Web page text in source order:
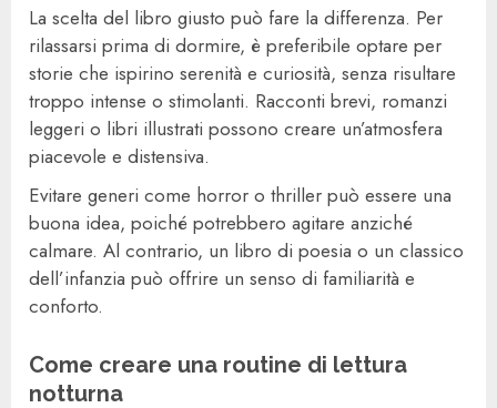
La scelta del libro giusto può fare la differenza. Per
rilassarsi prima di dormire, è preferibile optare per
storie che ispirino serenità e curiosità, senza risultare
troppo intense o stimolanti. Racconti brevi, romanzi
leggeri o libri illustrati possono creare un’atmosfera
piacevole e distensiva.
Evitare generi come horror o thriller può essere una
buona idea, poiché potrebbero agitare anziché
calmare. Al contrario, un libro di poesia o un classico
dell’infanzia può offrire un senso di familiarità e
conforto.
Come creare una routine di lettura
notturna